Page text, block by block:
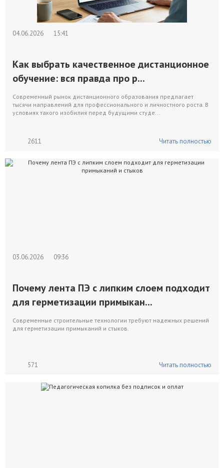
04.06.2026 15:41
Как выбрать качественное дистанционное
обучение: вся правда про р...
Современный рынок дистанционного образования предлагает
тысячи направлений для профессионального и личностного роста. В
условиях такого изобилия перед будущими студе...
2611 Читать полностью
03.06.2026 09:36
Почему лента ПЭ с липким слоем подходит
для герметизации примыкан...
Современные строительные технологии требуют надежных решений
для герметизации примыканий и стыков.
571 Читать полностью